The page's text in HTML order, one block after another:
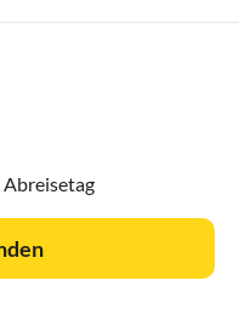
- private Home page
Abreisetag